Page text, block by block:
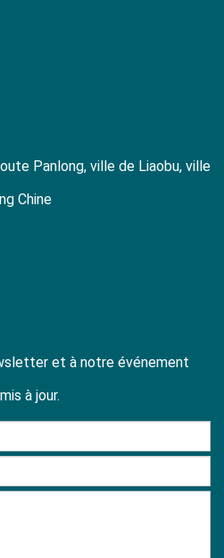
Panlong, ville de Liaobu, ville
Chine
et à notre événement
à jour.